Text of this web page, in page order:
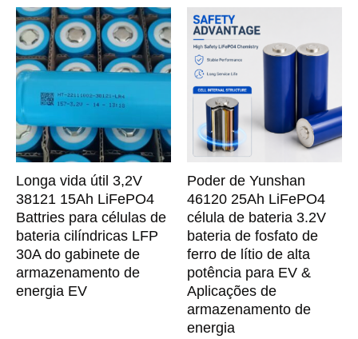
Longa vida útil 3,2V
38121 15Ah LiFePO4
Battries para células de
bateria cilíndricas LFP
30A do gabinete de
armazenamento de
energia EV
Poder de Yunshan
46120 25Ah LiFePO4
célula de bateria 3.2V
bateria de fosfato de
ferro de lítio de alta
potência para EV &
Aplicações de
armazenamento de
energia